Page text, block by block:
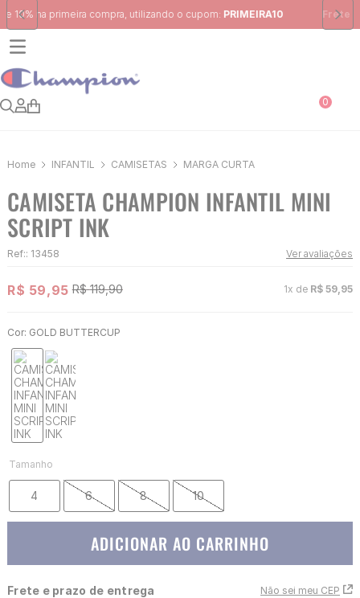
Frete Grátispara região Sudeste em pedidos acima de R$ 399,00
0
INFANTIL CAMISETAS MARGA CURTA
CAMISETA CHAMPION INFANTIL MINI
SCRIPT INK
Ref:: 13458 Ver avaliações
R$ 59,95 R$ 119,90 1x de R$ 59 95
Cor: GOLD BUTTERCUP
Tamanho
4 6 8 10
ADICIONAR AO CARRINHO
Frete e prazo de entrega Não sei meu CEP